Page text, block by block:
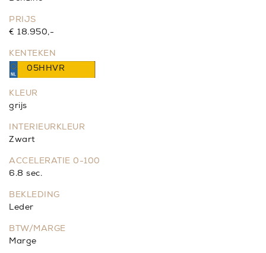
PRIJS
€ 18.950,-
KENTEKEN
05HHVR
KLEUR
grijs
INTERIEURKLEUR
Zwart
ACCELERATIE 0-100
6.8 sec.
BEKLEDING
Leder
BTW/MARGE
Marge